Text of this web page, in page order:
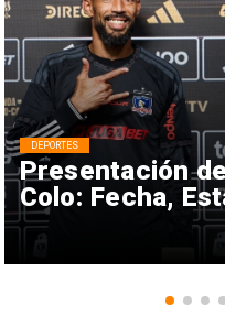
Presentación
Colo: Fecha,
DEPORTES